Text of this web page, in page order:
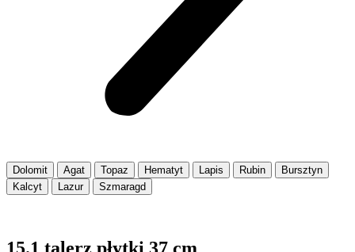
Dolomit Agat Topaz Hematyt Lapis Rubin
Bursztyn
Kalcyt
Lazur Szmaragd
15.1 talerz płytki 37 cm